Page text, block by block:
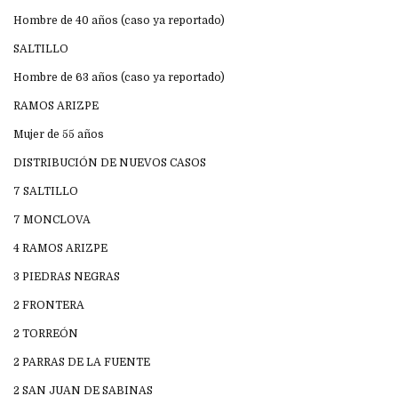
Hombre de 40 años (caso ya reportado)
SALTILLO
Hombre de 63 años (caso ya reportado)
RAMOS ARIZPE
Mujer de 55 años
DISTRIBUCIÓN DE NUEVOS CASOS
7 SALTILLO
7 MONCLOVA
4 RAMOS ARIZPE
3 PIEDRAS NEGRAS
2 FRONTERA
2 TORREÓN
2 PARRAS DE LA FUENTE
2 SAN JUAN DE SABINAS